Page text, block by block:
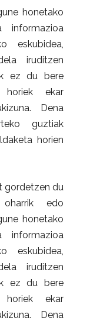
honetako
informazioa
eskubidea,
iruditzen
ez du bere
ekar
Dena
guztiak
horien
gordetzen du
edo
honetako
informazioa
eskubidea,
iruditzen
ez du bere
ekar
Dena